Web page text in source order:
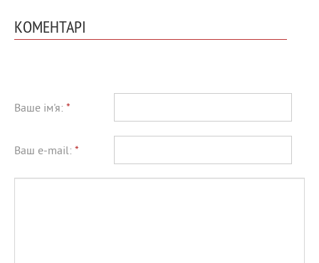
КОМЕНТАРІ
Ваше ім'я: *
Ваш e-mail: *